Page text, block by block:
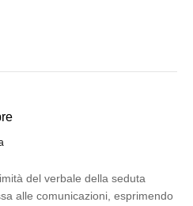
del verbale della seduta
alle comunicazioni, esprimendo